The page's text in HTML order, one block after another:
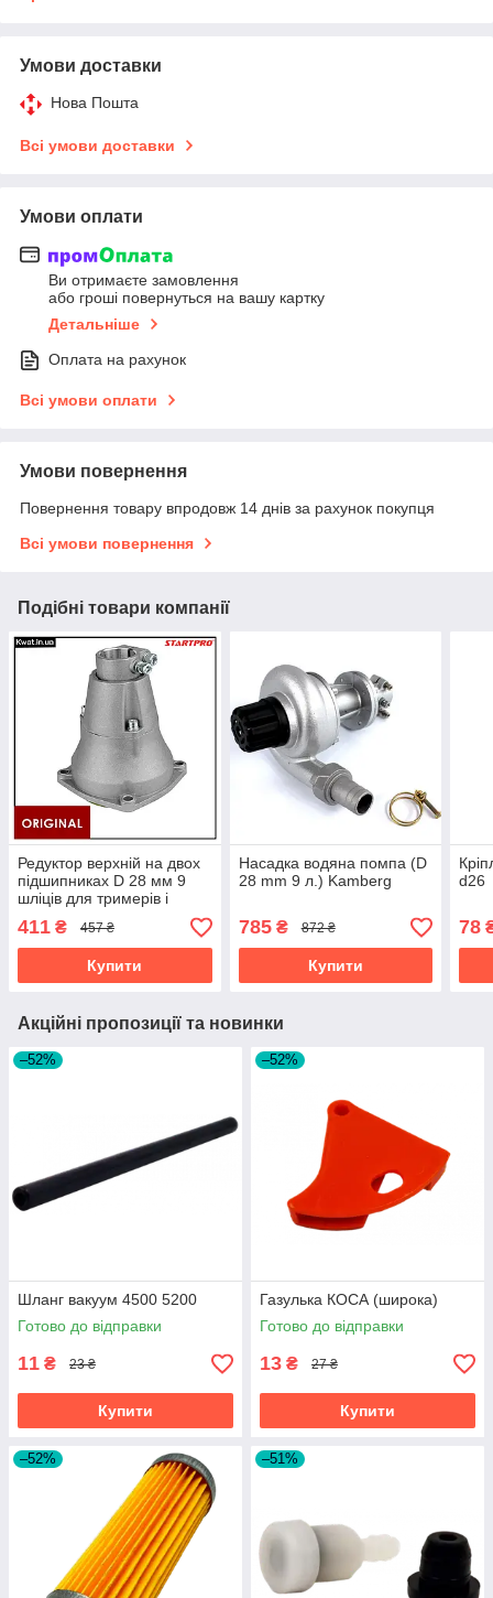
Умови доставки
Нова Пошта
Всі умови доставки
Умови оплати
Ви отримаєте замовлення
або гроші повернуться на вашу картку
Детальніше
Оплата на рахунок
Всі умови оплати
Умови повернення
Повернення товару впродовж 14 днів за рахунок покупця
Всі умови повернення
Подібні товари компанії
Редуктор верхній на двох
підшипниках D 28 мм 9
шліців для тримерів і
411 ₴ 457 ₴
Купити
Насадка водяна помпа (D
28 mm 9 л.) Kamberg
785₴ 872 ₴
Купити
d26
78
Акційні пропозиції та новинки
–52%
Шланг вакуум 4500 5200
Готово до відправки
11 ₴ 23 ₴
Купити
–52%
Газулька КОСА (широка)
Готово до відправки
13 ₴ 27 ₴
Купити
–52% –51%